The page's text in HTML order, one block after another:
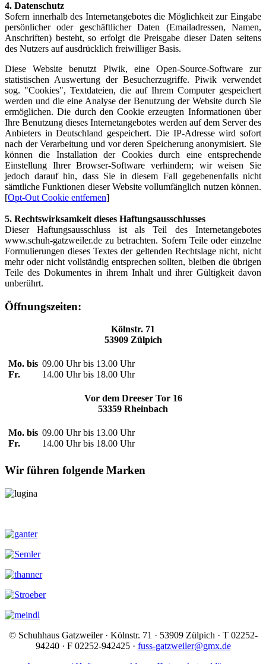
4. Datenschutz
Sofern innerhalb des Internetangebotes die Möglichkeit zur Eingabe
persönlicher oder geschäftlicher Daten (Emailadressen, Namen,
Anschriften) besteht, so erfolgt die Preisgabe dieser Daten seitens
des Nutzers auf ausdrücklich freiwilliger Basis.
Diese Website benutzt Piwik, eine Open-Source-Software zur
statistischen Auswertung der Besucherzugriffe. Piwik verwendet
sog. "Cookies", Textdateien, die auf Ihrem Computer gespeichert
werden und die eine Analyse der Benutzung der Website durch Sie
ermöglichen. Die durch den Cookie erzeugten Informationen über
Ihre Benutzung dieses Internetangebotes werden auf dem Server des
Anbieters in Deutschland gespeichert. Die IP-Adresse wird sofort
nach der Verarbeitung und vor deren Speicherung anonymisiert. Sie
können die Installation der Cookies durch eine entsprechende
Einstellung Ihrer Browser-Software verhindern; wir weisen Sie
jedoch darauf hin, dass Sie in diesem Fall gegebenenfalls nicht
sämtliche Funktionen dieser Website vollumfänglich nutzen können.
[Opt-Out Cookie entfernen]
5. Rechtswirksamkeit dieses Haftungsausschlusses
Dieser Haftungsausschluss ist als Teil des Internetangebotes
www.schuh-gatzweiler.de zu betrachten. Sofern Teile oder einzelne
Formulierungen dieses Textes der geltenden Rechtslage nicht, nicht
mehr oder nicht vollständig entsprechen sollten, bleiben die übrigen
Teile des Dokumentes in ihrem Inhalt und ihrer Gültigkeit davon
unberührt.
Öffnungszeiten:
Kölnstr. 71
53909 Zülpich
Mo. bis
Fr.
09.00 Uhr bis 13.00 Uhr
14.00 Uhr bis 18.00 Uhr
Vor dem Dreeser Tor 16
53359 Rheinbach
Mo. bis
Fr.
09.00 Uhr bis 13.00 Uhr
14.00 Uhr bis 18.00 Uhr
Wir führen folgende Marken
© Schuhhaus Gatzweiler · Kölnstr. 71 · 53909 Zülpich · T 02252-
94240 · F 02252-942425 · fuss-gatzweiler@gmx.de